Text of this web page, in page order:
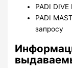
PADI
PADI
запросу